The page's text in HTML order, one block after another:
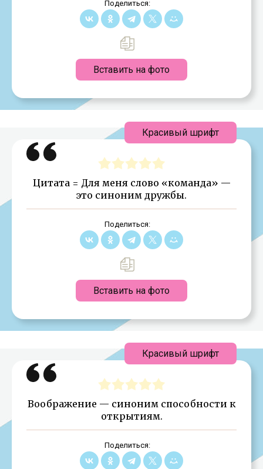
Поделиться:
Вставить на фото
Цитата = Для меня слово «команда» —
это синоним дружбы.
Поделиться:
Вставить на фото
Красивый шрифт
Воображение — синоним способности к
открытиям.
Поделиться:
Красивый шрифт